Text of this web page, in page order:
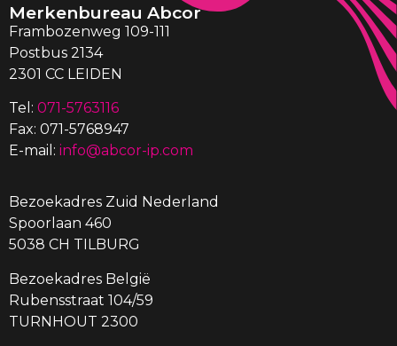
Merkenbureau Abcor
Frambozenweg 109-111
Postbus 2134
2301 CC LEIDEN
Tel: 071-5763116
Fax: 071-5768947
E-mail: info@abcor-ip.com
Bezoekadres Zuid Nederland
Spoorlaan 460
5038 CH TILBURG
Bezoekadres België
Rubensstraat 104/59
TURNHOUT 2300